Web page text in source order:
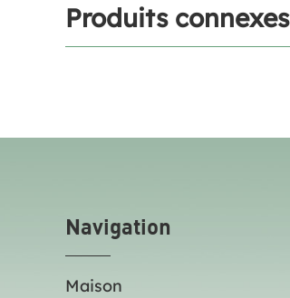
Produits connexes
Navigation
Maison